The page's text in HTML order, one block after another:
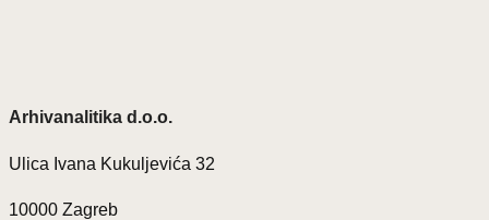
Arhivanalitika d.o.o.
Ulica Ivana Kukuljevića 32
10000 Zagreb